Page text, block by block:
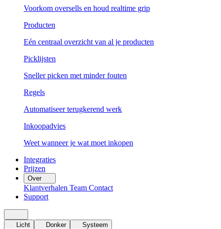
Voorkom oversells en houd realtime grip
Producten
Eén centraal overzicht van al je producten
Picklijsten
Sneller picken met minder fouten
Regels
Automatiseer terugkerend werk
Inkoopadvies
Weet wanneer je wat moet inkopen
Integraties
Prijzen
Over
Klantverhalen Team Contact
Support
Licht Donker Systeem